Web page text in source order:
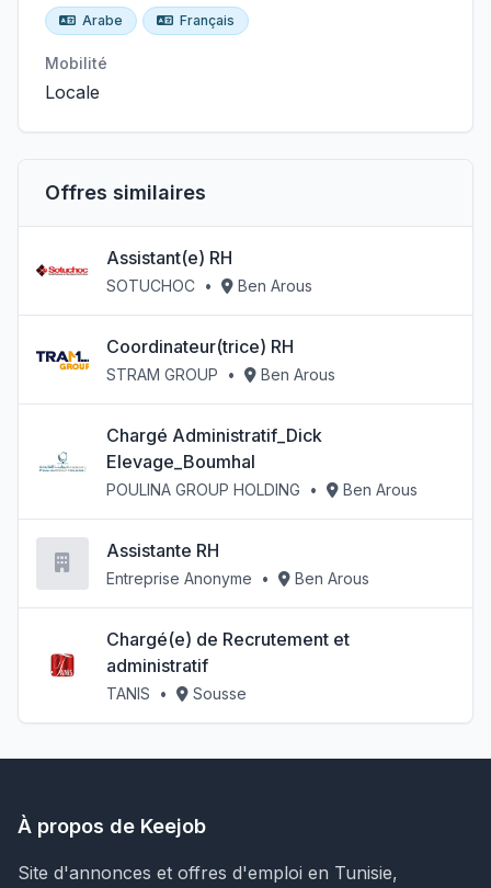
Arabe Français
Mobilité
Locale
Offres similaires
Assistant(e) RH
SOTUCHOC • Ben Arous
Coordinateur(trice) RH
STRAM GROUP • Ben Arous
Chargé Administratif_Dick
Elevage_Boumhal
POULINA GROUP HOLDING • Ben Arous
Assistante RH
Entreprise Anonyme • Ben Arous
Chargé(e) de Recrutement et
administratif
TANIS • Sousse
À propos de Keejob
Site d'annonces et offres d'emploi en Tunisie,